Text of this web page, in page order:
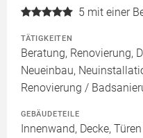
5 mit einer
TÄTIGKEITEN
Beratung, Renovierung,
Neueinbau,
Renovierung /
GEBÄUDETEILE
Innenwand, Decke,